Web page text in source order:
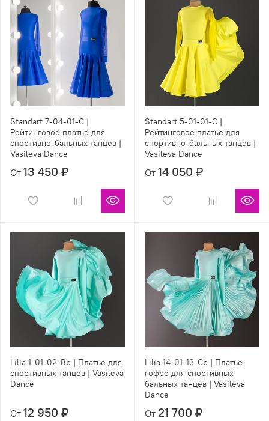
Standart 7-04-01-C |
Рейтинговое платье для
спортивно-бальных танцев |
Vasileva Dance
От 13 450 ₽
Standart 5-01-01-C |
Рейтинговое платье для
спортивно-бальных танцев |
Vasileva Dance
От 14 050 ₽
Lilia 1-01-02-Bb | Платье для
спортивных танцев | Vasileva
Dance
От 12 950 ₽
Lilia 14-01-13-Cb | Платье
гофре для спортивных
бальных танцев | Vasileva
Dance
От 21 700 ₽